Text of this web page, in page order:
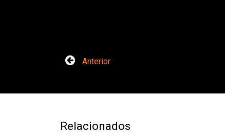
Anterior
Relacionados